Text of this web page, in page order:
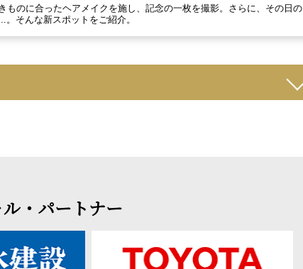
のに合ったヘアメイクを施し、記念の一枚を撮影。さらに、その日の
そんな新スポットをご紹介。
・パートナー